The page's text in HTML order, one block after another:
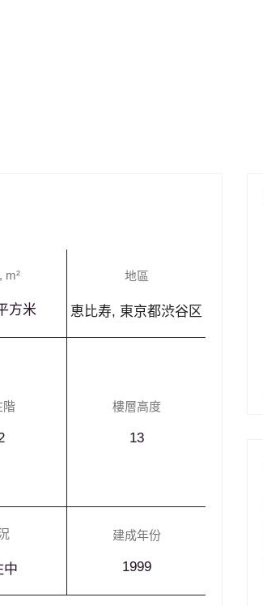
m²
方米
地區
恵比寿, 東京都渋谷区
階 樓層高度
13
中
建成年份
1999